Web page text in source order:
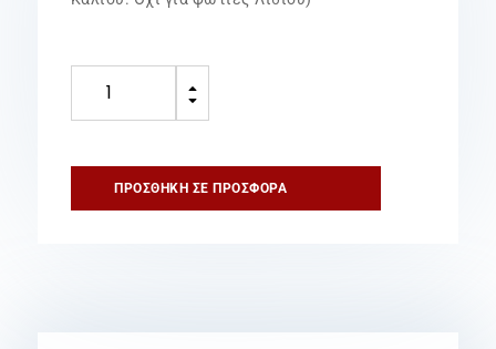
B
C
ΠΡΟΣΘΉΚΗ ΣΕ ΠΡΟΣΦΟΡΆ